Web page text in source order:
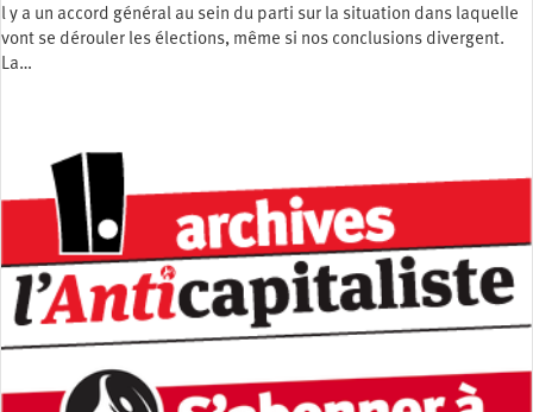
l y a un accord général au sein du parti sur la situation dans laquelle
vont se dérouler les élections, même si nos conclusions divergent.
La…